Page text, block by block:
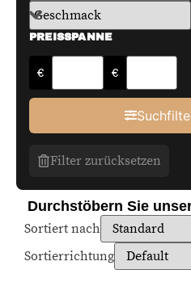
PREISSPANNE
€ €
Filter zurücksetzen
Durchstöbern Sie
Sortiert nach
Sortierrichtung